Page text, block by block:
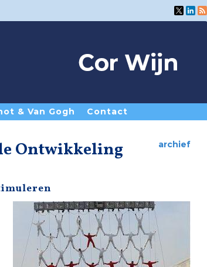
& Van Gogh Contact
Ontwikkeling archief